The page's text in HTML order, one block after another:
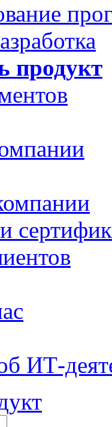
продукт
ИТ-